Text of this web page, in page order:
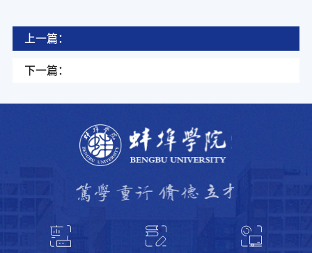
上一篇：
下一篇：